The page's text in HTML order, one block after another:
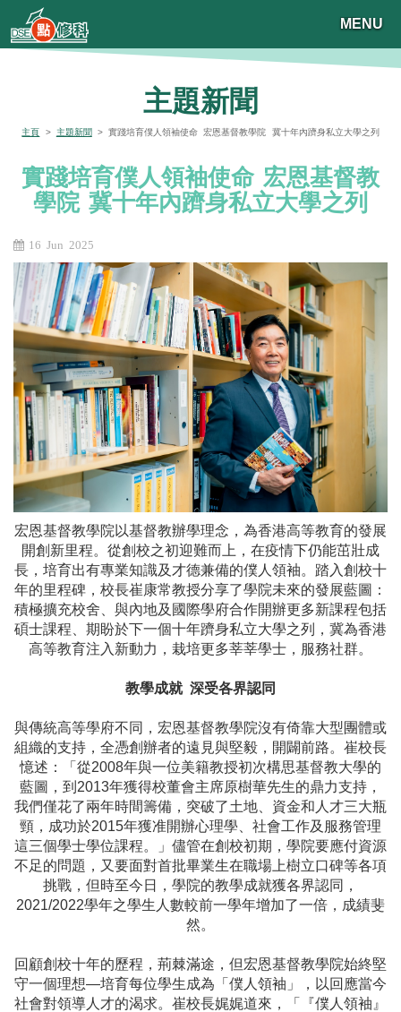
MENU
主題新聞
主頁 > 主題新聞 > 實踐培育僕人領袖使命 宏恩基督教學院 冀十年內躋身私立大學之列
實踐培育僕人領袖使命 宏恩基督教
學院 冀十年內躋身私立大學之列
16 Jun 2025
宏恩基督教學院以基督教辦學理念，為香港高等教育的發展
開創新里程。從創校之初迎難而上，在疫情下仍能茁壯成
長，培育出有專業知識及才德兼備的僕人領袖。踏入創校十
年的里程碑，校長崔康常教授分享了學院未來的發展藍圖：
積極擴充校舍、與內地及國際學府合作開辦更多新課程包括
碩士課程、期盼於下一個十年躋身私立大學之列，冀為香港
高等教育注入新動力，栽培更多莘莘學士，服務社群。
教學成就 深受各界認同
與傳統高等學府不同，宏恩基督教學院沒有倚靠大型團體或
組織的支持，全憑創辦者的遠見與堅毅，開闢前路。崔校長
憶述：「從2008年與一位美籍教授初次構思基督教大學的
藍圖，到2013年獲得校董會主席原樹華先生的鼎力支持，
我們僅花了兩年時間籌備，突破了土地、資金和人才三大瓶
頸，成功於2015年獲准開辦心理學、社會工作及服務管理
這三個學士學位課程。」儘管在創校初期，學院要應付資源
不足的問題，又要面對首批畢業生在職場上樹立口碑等各項
挑戰，但時至今日，學院的教學成就獲各界認同，
2021/2022學年之學生人數較前一學年增加了一倍，成績斐
然。
回顧創校十年的歷程，荊棘滿途，但宏恩基督教學院始終堅
守一個理想—培育每位學生成為「僕人領袖」，以回應當今
社會對領導人才的渴求。崔校長娓娓道來，「『僕人領袖』